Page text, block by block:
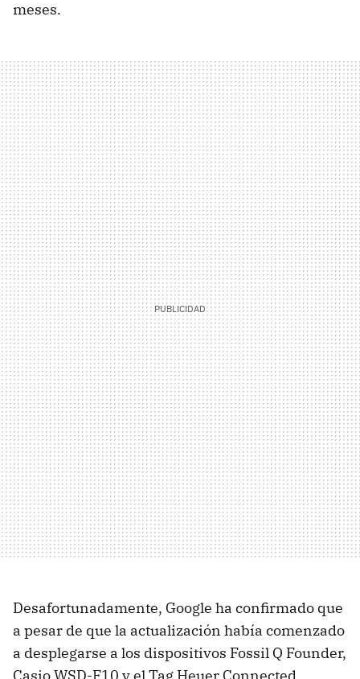
meses.
Desafortunadamente, Google ha confirmado que
a pesar de que la actualización había comenzado
a desplegarse a los dispositivos Fossil Q Founder,